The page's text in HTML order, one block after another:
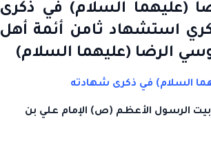
(عليهما السلام) في ذكرى
اليوم الجمعة 30 صفر ذكري استشهاد ثامن أئمة أهل
الرضا (عليهما السلام)
السلام) في ذكرى شهادته
أئمة أهل بيت الرسول الأعظم (ص) الإمام علي بن